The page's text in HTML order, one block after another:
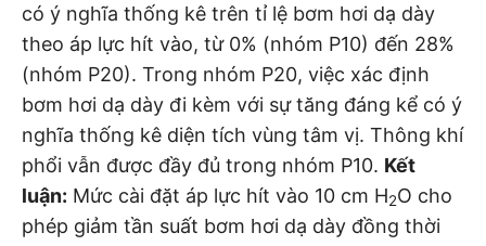
có ý nghĩa thống kê trên tỉ lệ bơm hơi dạ dày
theo áp lực hít vào, từ 0% (nhóm P10) đến 28%
(nhóm P20). Trong nhóm P20, việc xác định
bơm hơi dạ dày đi kèm với sự tăng đáng kể có ý
nghĩa thống kê diện tích vùng tâm vị. Thông khí
phổi vẫn được đầy đủ trong nhóm P10. Kết
luận: Mức cài đặt áp lực hít vào 10 cm H2O cho
phép giảm tần suất bơm hơi dạ dày đồng thời